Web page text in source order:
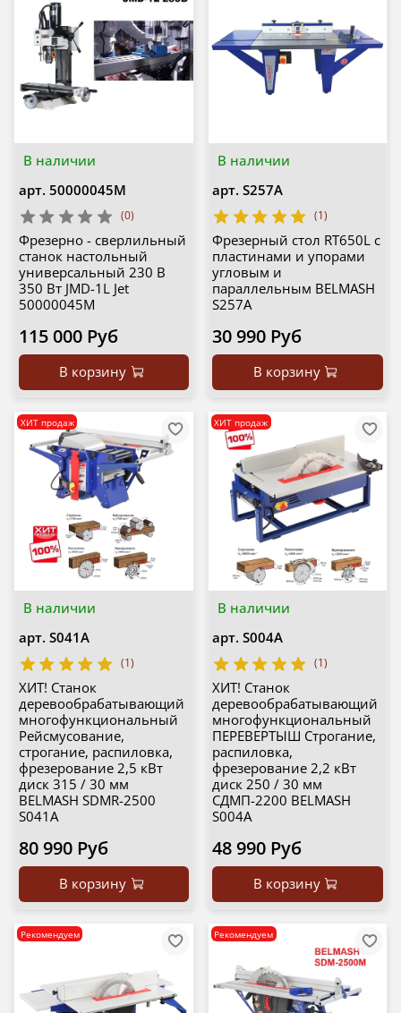
В наличии
арт. 50000045M
(0)
Фрезерно - сверлильный
станок настольный
универсальный 230 В
350 Вт JMD-1L Jet
50000045M
115 000 Руб
В корзину
В наличии
арт. S257A
(1)
Фрезерный стол RT650L с
пластинами и упорами
угловым и
параллельным BELMASH
S257A
30 990 Руб
В корзину
В наличии
ХИТ продаж
арт. S041A
(1)
ХИТ! Станок
деревообрабатывающий
многофункциональный
Рейсмусование,
строгание, распиловка,
фрезерование 2,5 кВт
диск 315 / 30 мм
BELMASH SDMR-2500
S041A
80 990 Руб
В корзину
В наличии
ХИТ продаж
арт. S004A
(1)
ХИТ! Станок
деревообрабатывающий
многофункциональный
ПЕРЕВЕРТЫШ Строгание,
распиловка,
фрезерование 2,2 кВт
диск 250 / 30 мм
СДМП-2200 BELMASH
S004A
48 990 Руб
В корзину
Рекомендуем Рекомендуем